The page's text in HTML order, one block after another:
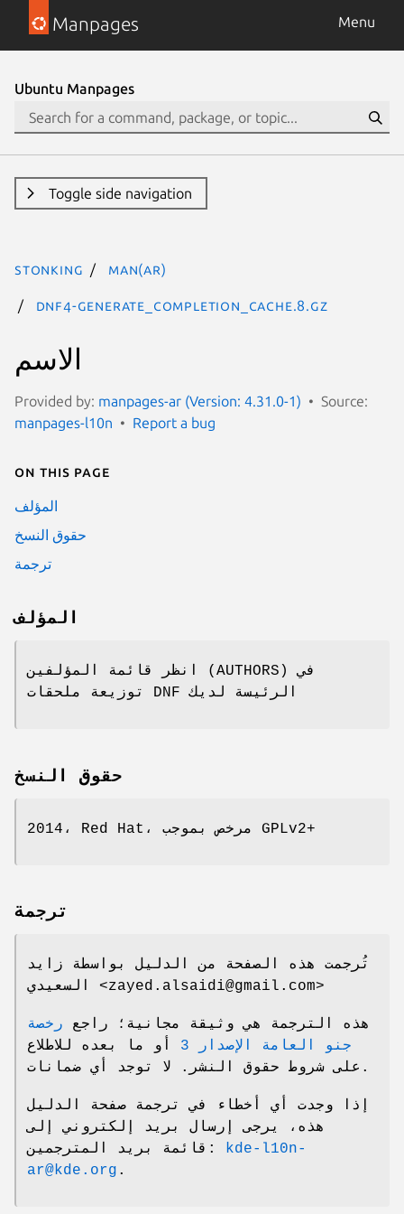
Manpages Menu
Ubuntu Manpages
Toggle side navigation
stonking man(ar)
dnf4-generate_completion_cache.8.gz
الاسم
Provided by: manpages-ar (Version: 4.31.0-1)
Source:
manpages-l10n
Report a bug
On this page
المؤلف
حقوق النسخ
ترجمة
المؤلف
انظر قائمة المؤلفين (AUTHORS) في
توزيعة ملحقات DNF الرئيسة لديك
حقوق النسخ
2014، Red Hat، مرخص بموجب GPLv2+
ترجمة
تُرجمت هذه الصفحة من الدليل بواسطة زايد
السعيدي <zayed.alsaidi@gmail.com>
هذه الترجمة هي وثيقة مجانية؛ راجع رخصة
جنو العامة الإصدار 3
أو ما بعده للاطلاع
على شروط حقوق النشر. لا توجد أي ضمانات.
إذا وجدت أي أخطاء في ترجمة صفحة الدليل
هذه، يرجى إرسال بريد إلكتروني إلى
قائمة بريد المترجمين: kde-l10n-
ar@kde.org .